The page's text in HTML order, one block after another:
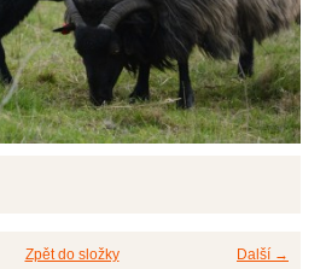
Další →
Zpět do složky